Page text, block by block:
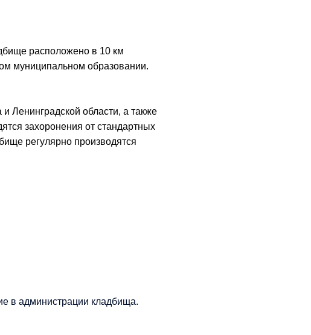
расположено в 10 км
муниципальном образовании.
Ленинградской области, а также
захоронения от стандартных
регулярно производятся
в администрации кладбища.